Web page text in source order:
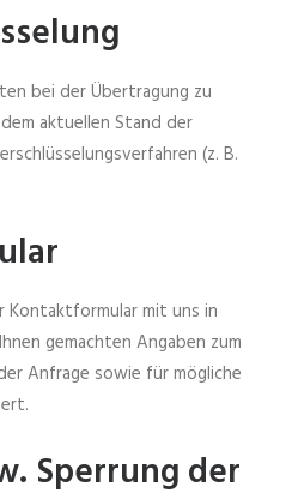
bei der Übertragung zu
aktuellen Stand der
(z. B.
Kontaktformular mit uns in
gemachten Angaben zum
Anfrage sowie für mögliche
Sperrung der